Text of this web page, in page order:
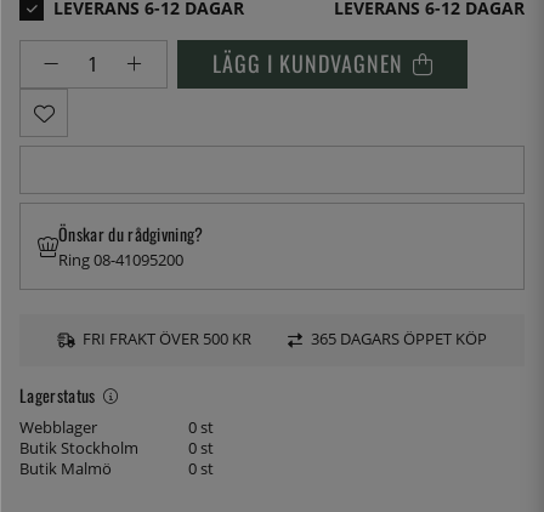
LEVERANS 6-12 DAGAR
LÄGG I KUNDVAGNEN
Lagerstatus
Webblager
0 st
Butik Stockholm
0 st
Butik Malmö
0 st
Önskar du rådgivning?
Ring 08-41095200
FRI FRAKT ÖVER 500 KR 365 DAGARS ÖPPET KÖP